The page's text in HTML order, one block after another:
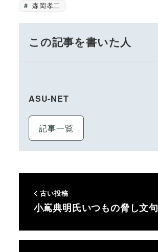
森岡孝二
この記事を書いた人
ASU-NET
記事一覧
古い投稿
小嶌典明氏いつもの脅し文句